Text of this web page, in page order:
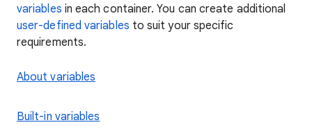
variables in each container. You can create additional
user-defined variables to suit your specific
requirements.
About variables
Built-in variables